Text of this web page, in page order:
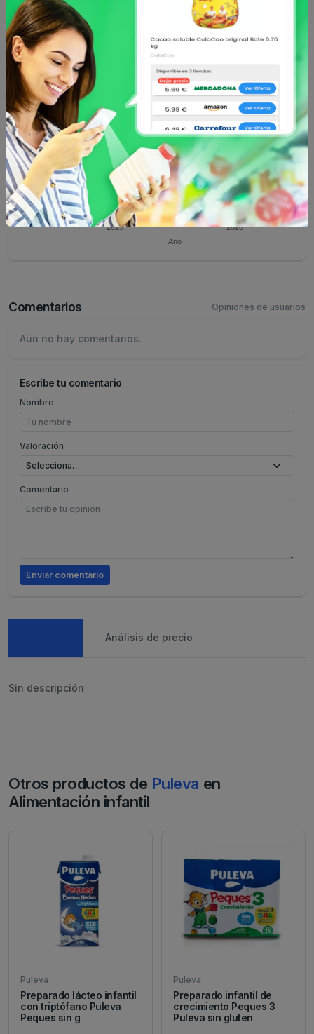
Evolución histórica de la inflación
Comentarios Opiniones de usuarios
Aún no hay comentarios.
Escribe tu comentario
Nombre
Valoración
Comentario
Enviar comentario
Análisis de precio
Sin descripción
Otros productos de Puleva en
Alimentación infantil
Puleva
Preparado lácteo infantil
con triptófano Puleva
Peques sin g
Puleva
Preparado infantil de
crecimiento Peques 3
Puleva sin gluten